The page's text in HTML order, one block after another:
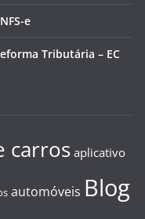
e
Tributária – EC
carros aplicativo
automóveis Blog